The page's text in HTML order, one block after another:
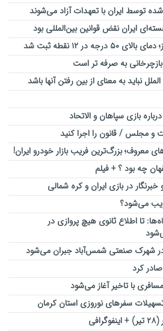
توسط ایران با تعهدات آزاد می‌شوند
ایران نقض قوانین بین‌المللی بود
در ۱۲ نقطه ثبت شد
به صرفه تر است
نباید به معنای از بین رفتن آنها باشد
بازی سپاهان و الاتحاد
و مجلس / قانون را اجرا کنید
معروف؛ بزرگ‌ترین فریب بازار خودرو ایران!
چه بود ؟ + فیلم
در بازی ایران و کره شمالی
می‌شود؟
تا اطلاع ثانوی هیچ پروازی در
در شهرک صنعتی شمس‌آباد جبران می‌شود
کرد
با تاخیر آغاز می‌شود
سفرهای نوروزی استان کرمان